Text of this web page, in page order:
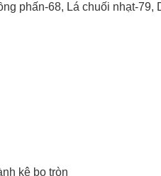
phấn-68, Lá chuối nhạt-79,
kệ bo tròn